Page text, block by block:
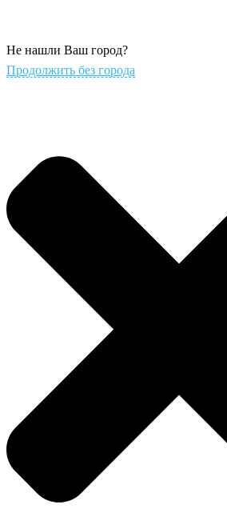
Не нашли Ваш город?
Продолжить без города